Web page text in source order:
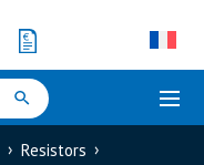
Resistors